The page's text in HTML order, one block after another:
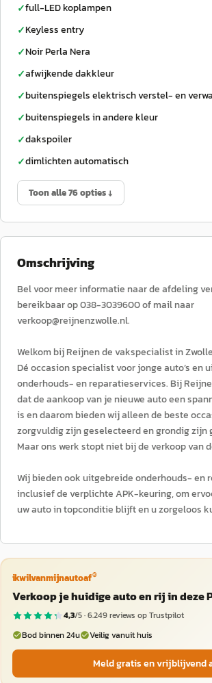
✓full-LED koplampen
✓Keyless entry
✓Noir Perla Nera
✓afwijkende dakkleur
✓buitenspiegels elektrisch verstel- en
✓buitenspiegels in andere kleur
✓dakspoiler
✓dimlichten automatisch
Toon alle 76 opties ↓
Omschrijving
Bel voor meer informatie naar de afdeling
bereikbaar op 038-3039600 of mail naar
verkoop@reijnenzwolle.nl.
Welkom bij Reijnen de vakspecialist in Zwolle
Dé occasion specialist voor jonge auto’s en
onderhouds- en reparatieservices. Bij
dat de aankoop van je nieuwe auto een
is en daarom bieden wij alleen de beste
zorgvuldig zijn geselecteerd en grondig zijn
Maar ons werk stopt niet bij de verkoop van
Wij bieden ook uitgebreide onderhouds- en
inclusief de verplichte APK-keuring, om
uw auto in topconditie blijft en u zorgeloos
ikwilvanmijnautoaf®
Verkoop je huidige auto en rij in deze
4,3/5 ·6.249reviews op Trustpilot
Bod binnen 24u
Veilig vanuit huis
Meld gratis en vrijblijvend